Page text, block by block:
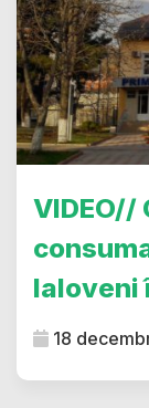
VIDEO//
Ialoveni
18